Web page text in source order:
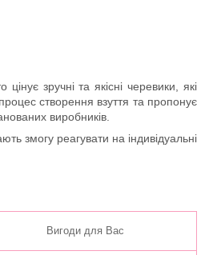
зручні та якісні черевики, які
створення взуття та пропонує
виробників.
змогу реагувати на індивідуальні
Вигоди для Вас